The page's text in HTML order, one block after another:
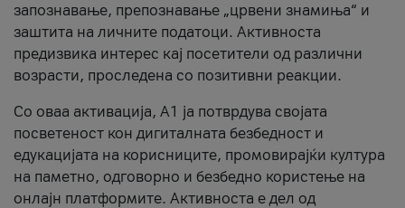
запознавање, препознавање „црвени знамиња“ и
заштита на личните податоци. Активноста
предизвика интерес кај посетители од различни
возрасти, проследена со позитивни реакции.
Со оваа активација, А1 ја потврдува својата
посветеност кон дигиталната безбедност и
едукацијата на корисниците, промовирајќи култура
на паметно, одговорно и безбедно користење на
онлајн платформите. Активноста е дел од